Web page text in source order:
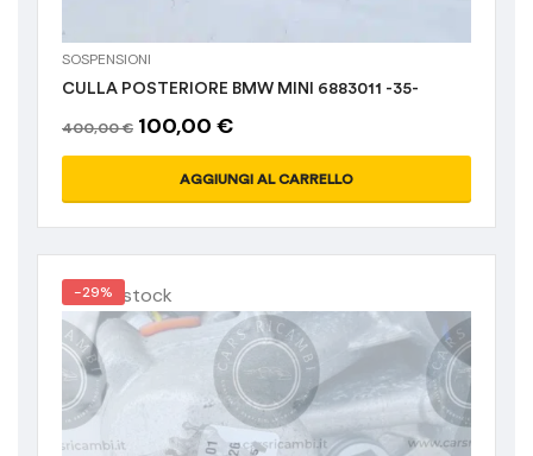
SOSPENSIONI
CULLA POSTERIORE BMW MINI 6883011 -35-
400,00€ 100,00 €
AGGIUNGI AL CARRELLO
-29%
Out of stock